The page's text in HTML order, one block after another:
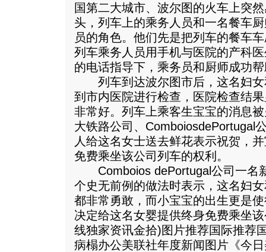
国第二大城市、波尔图的火车上突
头，列车上的乘务人员和一名餐车
员的角色。他们先是把列车的餐车
列车乘务人员用手机与医院的产科
的电话指导下，乘务员和厨师成功
列车到达波尔图市后，这名妇女
到市内医院进行检查，医院检查结
非常好。列车上乘客生宝宝的消息
大铁路公司、ComboiosdePortugal
人给这名女士送去鲜花表示祝贺，
免费乘坐该公司列车的权利。
Comboios dePortugal公司一名
个史无前例的做法时表示，这名妇
都非常勇敢，而小宝宝的出生更是
决定给这名女婴提供终身免费乘坐
线独家资讯金拾)图片推荐国际推荐
病榻办公美联社年度新闻图片《今